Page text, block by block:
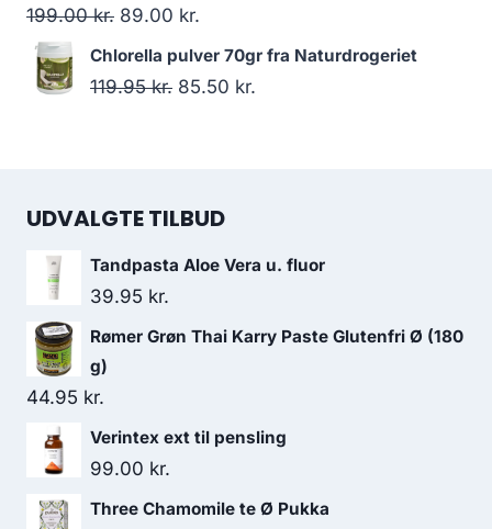
var:
138.00 kr..130.95 kr..
199.00kr. Den
oprindelige
pris
89.00 kr.
aktuelle
pris
Chlorella pulver 70gr fra Naturdrogeriet
119.95kr. Den
119.95 kr..
85.50 kr.
UDVALGTE TILBUD
Tandpasta Aloe Vera u. fluor
39.95 kr.
Rømer Grøn Thai Karry Paste Glutenfri Ø (180
g)
44.95 kr.
Verintex ext til pensling
99.00 kr.
Three Chamomile te Ø Pukka